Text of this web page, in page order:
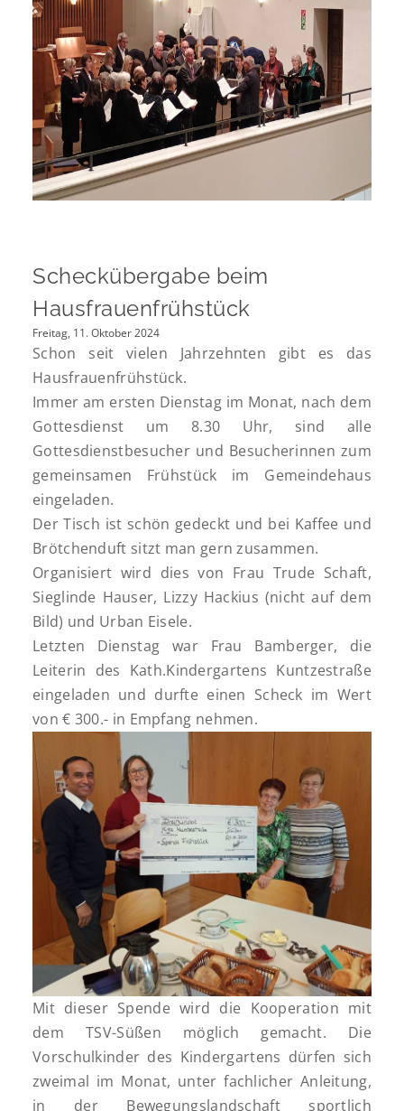
Scheckübergabe beim
Hausfrauenfrühstück
Freitag, 11. Oktober 2024
Schon seit vielen Jahrzehnten gibt es das
Hausfrauenfrühstück.
Immer am ersten Dienstag im Monat, nach dem
Gottesdienst um 8.30 Uhr, sind alle
Gottesdienstbesucher und Besucherinnen zum
gemeinsamen Frühstück im Gemeindehaus
eingeladen.
Der Tisch ist schön gedeckt und bei Kaffee und
Brötchenduft sitzt man gern zusammen.
Organisiert wird dies von Frau Trude Schaft,
Sieglinde Hauser, Lizzy Hackius (nicht auf dem
Bild) und Urban Eisele.
Letzten Dienstag war Frau Bamberger, die
Leiterin des Kath.Kindergartens Kuntzestraße
eingeladen und durfte einen Scheck im Wert
von € 300.- in Empfang nehmen.
Mit dieser Spende wird die Kooperation mit
dem TSV-Süßen möglich gemacht. Die
Vorschulkinder des Kindergartens dürfen sich
zweimal im Monat, unter fachlicher Anleitung,
in der Bewegungslandschaft sportlich